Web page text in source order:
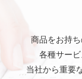
商品をお持
各種サー
当社から重要